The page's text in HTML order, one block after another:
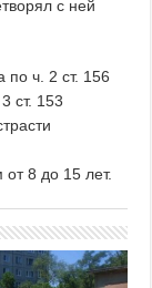
с ней
по ч. 2 ст. 156
ст. 153
8 до 15 лет.